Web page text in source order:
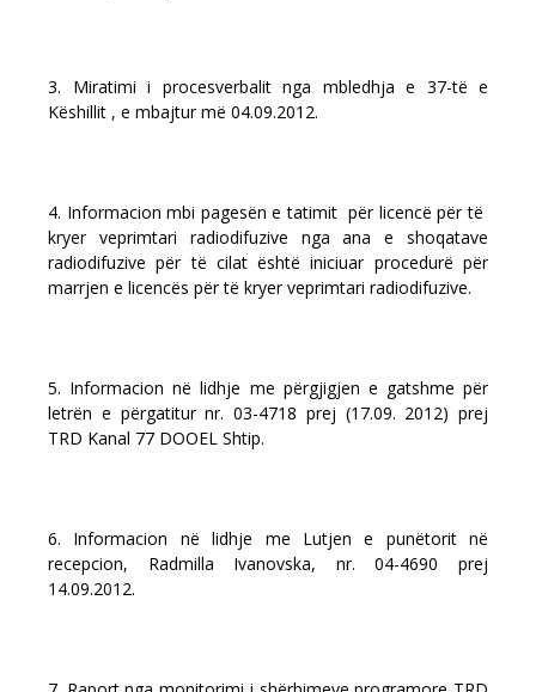
3. Miratimi i procesverbalit nga mbledhja e 37-të e
Këshillit , e mbajtur më 04.09.2012.
4. Informacion mbi pagesën e tatimit për licencë për të
kryer veprimtari radiodifuzive nga ana e shoqatave
radiodifuzive për të cilat është iniciuar procedurë për
marrjen e licencës për të kryer veprimtari radiodifuzive.
5. Informacion në lidhje me përgjigjen e gatshme për
letrën e përgatitur nr. 03-4718 prej (17.09. 2012) prej
TRD Kanal 77 DOOEL Shtip.
6. Informacion në lidhje me Lutjen e punëtorit në
recepcion, Radmilla Ivanovska, nr. 04-4690 prej
14.09.2012.